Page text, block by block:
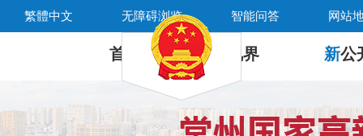
繁體中文 无障碍浏览 智能问答 网站
首 页 新 视界 新公